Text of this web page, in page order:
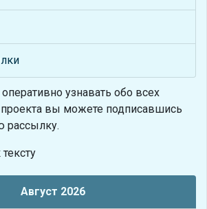
оперативно узнавать обо всех
вы можете подписавшись
рассылку.
Август 2026